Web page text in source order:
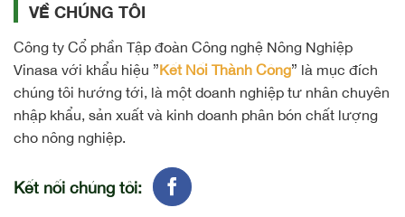
VỀ CHÚNG TÔI
Công ty Cổ phần Tập đoàn Công nghệ Nông Nghiệp
Vinasa với khẩu hiệu ”Kết Nối Thành Công” là mục đích
chúng tôi hướng tới, là một doanh nghiệp tư nhân chuyên
nhập khẩu, sản xuất và kinh doanh phân bón chất lượng
cho nông nghiệp.
Kết nối chúng tôi: